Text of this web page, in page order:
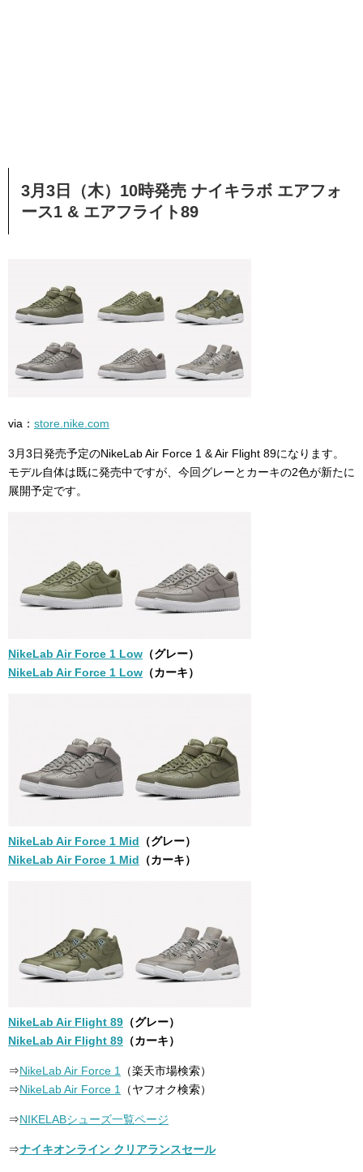
3月3日（木）10時発売 ナイキラボ エアフォ
ース1 & エアフライト89
via： store.nike.com
3月3日発売予定のNikeLab Air Force 1 & Air Flight 89になります。
モデル自体は既に発売中ですが、今回グレーとカーキの2色が新たに
展開予定です。
NikeLab Air Force 1 Low （グレー）
NikeLab Air Force 1 Low （カーキ）
NikeLab Air Force 1 Mid （グレー）
NikeLab Air Force 1 Mid （カーキ）
NikeLab Air Flight 89 （グレー）
NikeLab Air Flight 89 （カーキ）
⇒NikeLab Air Force 1
（楽天市場検索）
⇒NikeLab Air Force 1 （ヤフオク検索）
⇒NIKELABシューズ一覧ページ
⇒ナイキオンライン クリアランスセール